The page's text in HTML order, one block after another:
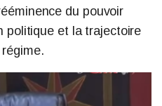
du pouvoir
politique et la trajectoire